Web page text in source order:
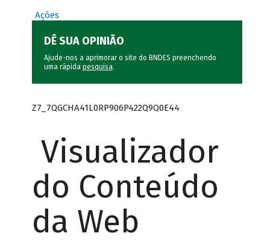
Ações
DÊ SUA OPINIÃO
Ajude-nos a aprimorar o site do BNDES preenchendo
uma rápida pesquisa.
Z7_7QGCHA41L0RP906P422Q9Q0E44
Visualizador
do Conteúdo
da Web